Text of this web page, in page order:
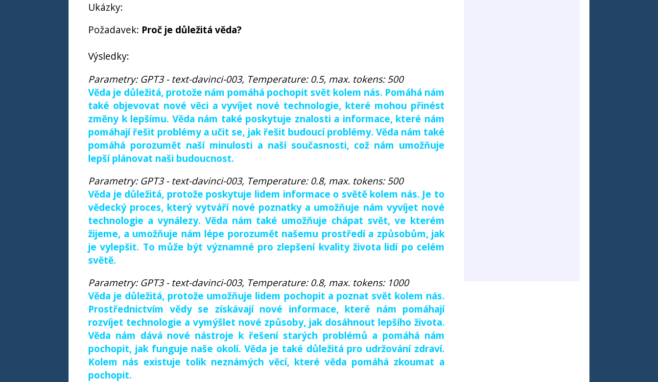
Ukázky:
Požadavek: Proč je důležitá věda?
Výsledky:
Parametry: GPT3 - text-davinci-003, Temperature: 0.5, max. tokens: 500
Věda je důležitá, protože nám pomáhá pochopit svět kolem nás. Pomáhá nám
také objevovat nové věci a vyvíjet nové technologie, které mohou přinést
změny k lepšímu. Věda nám také poskytuje znalosti a informace, které nám
pomáhají řešit problémy a učit se, jak řešit budoucí problémy. Věda nám také
pomáhá porozumět naší minulosti a naší současnosti, což nám umožňuje
lepší plánovat naši budoucnost.
Parametry: GPT3 - text-davinci-003, Temperature: 0.8, max. tokens: 500
Věda je důležitá, protože poskytuje lidem informace o světě kolem nás. Je to
vědecký proces, který vytváří nové poznatky a umožňuje nám vyvíjet nové
technologie a vynálezy. Věda nám také umožňuje chápat svět, ve kterém
žijeme, a umožňuje nám lépe porozumět našemu prostředí a způsobům, jak
je vylepšit. To může být významné pro zlepšení kvality života lidí po celém
světě.
Parametry: GPT3 - text-davinci-003, Temperature: 0.8, max. tokens: 1000
Věda je důležitá, protože umožňuje lidem pochopit a poznat svět kolem nás.
Prostřednictvím vědy se získávají nové informace, které nám pomáhají
rozvíjet technologie a vymýšlet nové způsoby, jak dosáhnout lepšího života.
Věda nám dává nové nástroje k řešení starých problémů a pomáhá nám
pochopit, jak funguje naše okolí. Věda je také důležitá pro udržování zdraví.
Kolem nás existuje tolik neznámých věcí, které věda pomáhá zkoumat a
pochopit.